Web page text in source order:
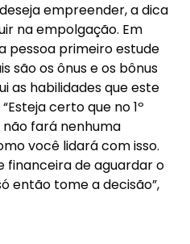
empreender, a dica
na empolgação. Em
pessoa primeiro estude
são os ônus e os bônus
as habilidades que este
certo que no 1º
fará nenhuma
você lidará com isso.
financeira de aguardar o
então tome a decisão”,